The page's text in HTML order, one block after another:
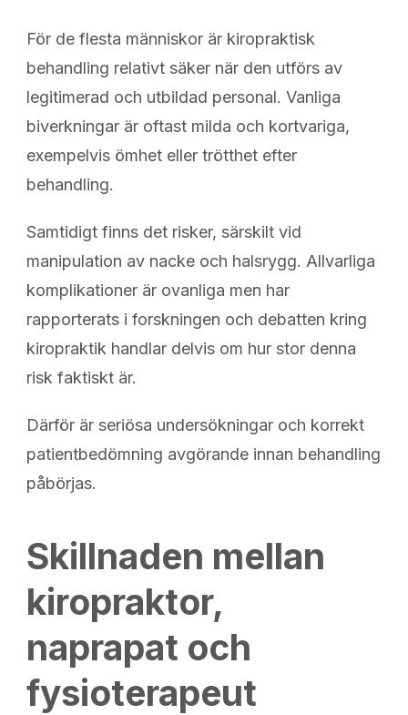
För de flesta människor är kiropraktisk
behandling relativt säker när den utförs av
legitimerad och utbildad personal. Vanliga
biverkningar är oftast milda och kortvariga,
exempelvis ömhet eller trötthet efter
behandling.
Samtidigt finns det risker, särskilt vid
manipulation av nacke och halsrygg. Allvarliga
komplikationer är ovanliga men har
rapporterats i forskningen och debatten kring
kiropraktik handlar delvis om hur stor denna
risk faktiskt är.
Därför är seriösa undersökningar och korrekt
patientbedömning avgörande innan behandling
påbörjas.
Skillnaden mellan
kiropraktor,
naprapat och
fysioterapeut